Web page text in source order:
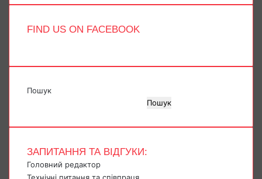
FIND US ON FACEBOOK
Пошук
Пошук
ЗАПИТАННЯ ТА ВІДГУКИ:
Головний редактор